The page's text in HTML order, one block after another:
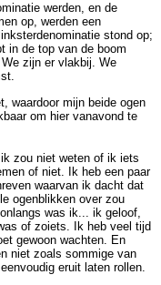
werden, en de
op, werden een
stond op;
in de top van de boom
zijn er vlakbij. We
waardoor mijn beide ogen
om hier vanavond te
zou niet weten of ik iets
of niet. Ik heb een paar
waarvan ik dacht dat
ogenblikken over zou
was ik... ik geloof,
of zoiets. Ik heb veel tijd
gewoon wachten. En
niet zoals sommige van
eruit laten rollen.